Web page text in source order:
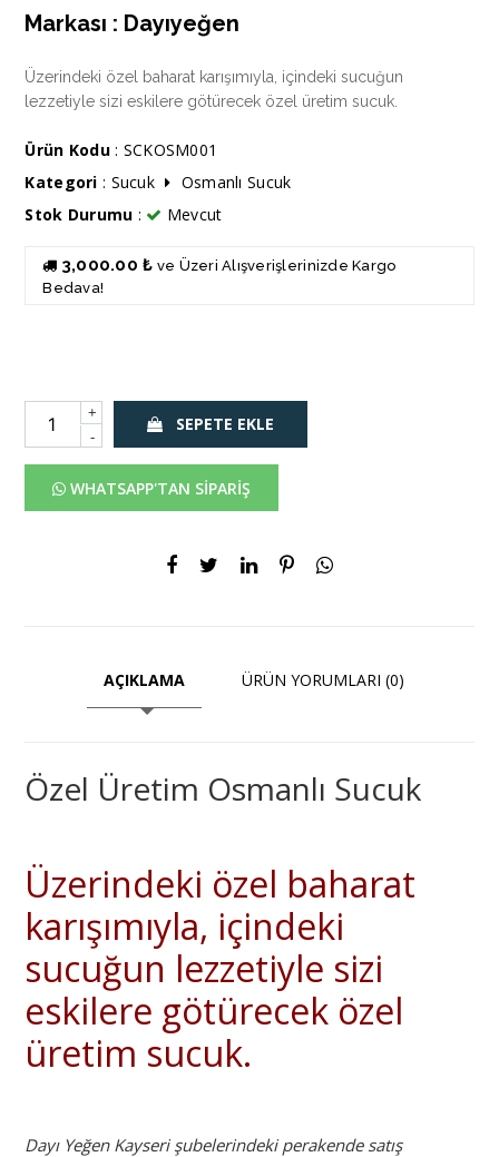
Markası : Dayıyeğen
Üzerindeki özel baharat karışımıyla, içindeki sucuğun
lezzetiyle sizi eskilere götürecek özel üretim sucuk.
Ürün Kodu: SCKOSM001
Kategori : Sucuk
Osmanlı Sucuk
Stok Durumu : Mevcut
3,000.00 ₺ ve Üzeri Alışverişlerinizde Kargo
Bedava!
+
-
SEPETE EKLE
WHATSAPP'TAN SİPARİŞ
AÇIKLAMA ÜRÜN YORUMLARI (0)
Özel Üretim Osmanlı Sucuk
Üzerindeki özel baharat
karışımıyla, içindeki
sucuğun lezzetiyle sizi
eskilere götürecek özel
üretim sucuk.
Dayı Yeğen Kayseri şubelerindeki perakende satış